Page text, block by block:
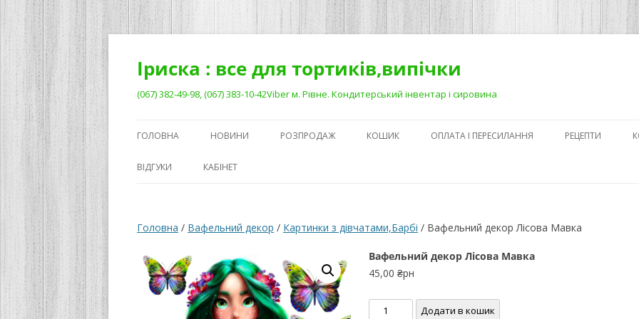
Перейти
Іриска : все для тортиків,випічки
(067) 382-49-98, (067) 383-10-42Viber м. Рівне. Кондитерський інвентар і сировина
ГОЛОВНА НОВИНИ РОЗПРОДАЖ КОШИК ОПЛАТА І ПЕРЕСИЛАННЯ РЕЦЕПТИ
АБО ЯК
ВІДГУКИ КАБІНЕТ
Головна / Вафельний декор / Картинки з дівчатами,Барбі / Вафельний декор Лісова Мавка
Вафельний декор Лісова Мавка
45,00 ₴рн
Вафельний Додати в кошик